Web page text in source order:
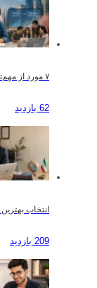
۷ مورد از مهم‌ترین مزایای یادگیری زبان کره ای برای تحصیل و کار
62 بازدید
انتخاب
209 بازدید